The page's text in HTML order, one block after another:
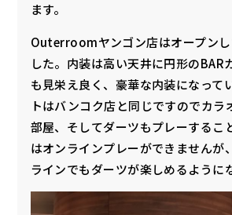
ます。
Outerroomヤンゴン店はオープン
した。内装は高い天井に円形のBAR
も見栄え良く、豪華な内装になって
トはバンコク店と同じですのでカラ
部屋、そしてダーツもプレーするこ
はオンラインプレーができませんが
ラインでもダーツが楽しめるように